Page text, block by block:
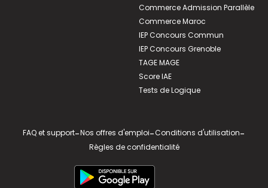
Commerce Admission Parallèle
Commerce Maroc
IEP Concours Commun
IEP Concours Grenoble
TAGE MAGE
Score IAE
Tests de Logique
FAQ et support-Nos offres d'emploi-Conditions d'utilisation-
Règles de confidentialité